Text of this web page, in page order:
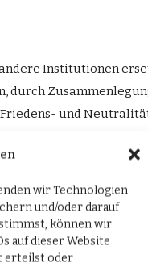
wir Technologien
und/oder darauf
können wir
auf dieser Website
erteilst oder
Institutionen
und
in Deutschland
Grundgesetzes,
besteht in den